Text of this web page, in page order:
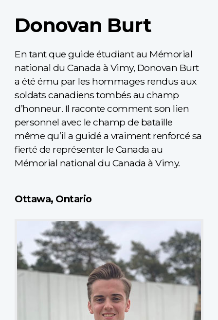
Donovan Burt
En tant que guide étudiant au Mémorial
national du Canada à Vimy, Donovan Burt
a été ému par les hommages rendus aux
soldats canadiens tombés au champ
d’honneur. Il raconte comment son lien
personnel avec le champ de bataille
même qu’il a guidé a vraiment renforcé sa
fierté de représenter le Canada au
Mémorial national du Canada à Vimy.
Ottawa, Ontario